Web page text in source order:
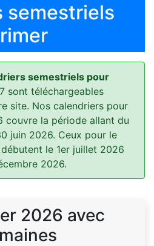
semestriels
semestriels pour
sont téléchargeables
site. Nos calendriers pour
couvre la période allant du
juin 2026. Ceux pour le
débutent le 1er juillet 2026
2026.
2026 avec